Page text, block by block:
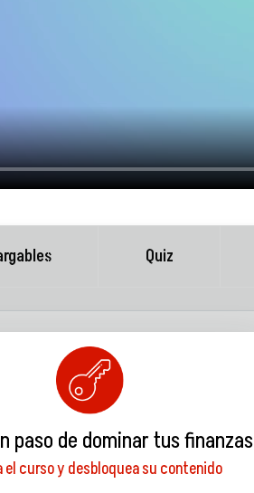
Quiz
paso de dominar tus finanzas
el curso y desbloquea su contenido